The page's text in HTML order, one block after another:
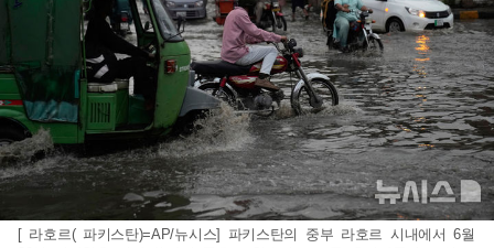
[ 라호르( 파키스탄)=AP/뉴시스] 파키스탄의 중부 라호르 시내에서 6월